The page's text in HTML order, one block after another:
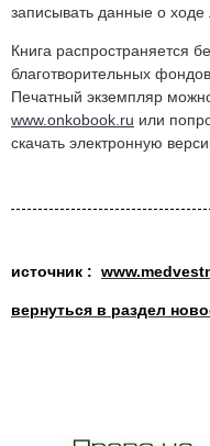
записывать данные о ходе
Книга распространяется
благотворительных
Печатный экземпляр
www.onkobook.ru или
скачать электронную
источник :
вернуться в раздел